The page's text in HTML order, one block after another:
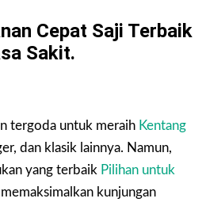
Cepat Saji Terbaik
Sakit.
tergoda untuk meraih Kentang
dan klasik lainnya. Namun,
yang terbaik Pilihan untuk
kunjungan